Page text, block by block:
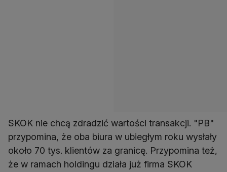
SKOK nie chcą zdradzić wartości transakcji. "PB"
przypomina, że oba biura w ubiegłym roku wysłały
około 70 tys. klientów za granicę. Przypomina też,
że w ramach holdingu działa już firma SKOK